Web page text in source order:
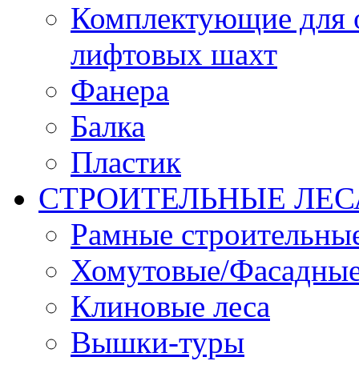
Комплектующие для
лифтовых шахт
Фанера
Балка
Пластик
СТРОИТЕЛЬНЫЕ
Рамные
Хомутовые/
Клиновые леса
Вышки-туры